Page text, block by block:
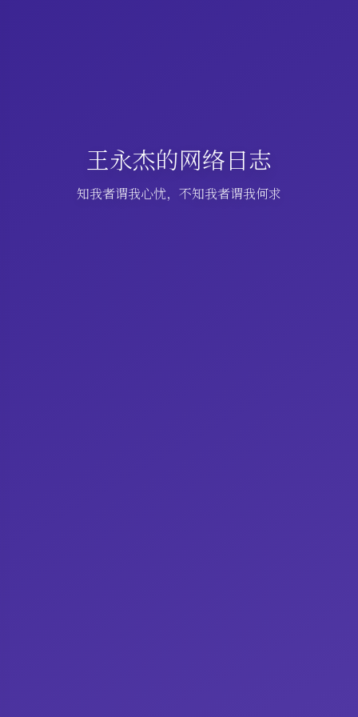
王永杰的网络日志
知我者谓我心忧，不知我者谓我何求